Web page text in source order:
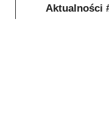
Aktualności